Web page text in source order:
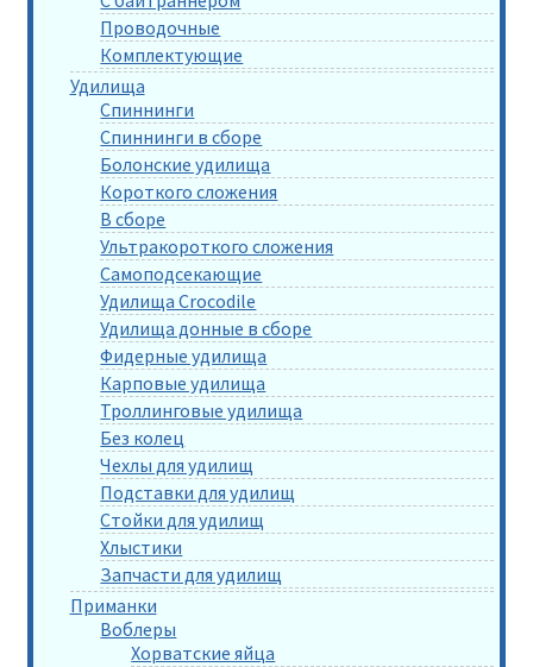
Проводочные
Комплектующие
Удилища
Спиннинги
Спиннинги в сборе
Болонские удилища
Короткого сложения
В сборе
Ультракороткого сложения
Самоподсекающие
Удилища Crocodile
Удилища донные в сборе
Фидерные удилища
Карповые удилища
Троллинговые удилища
Без колец
Чехлы для удилищ
Подставки для удилищ
Стойки для удилищ
Хлыстики
Запчасти для удилищ
Приманки
Воблеры
Хорватские яйца